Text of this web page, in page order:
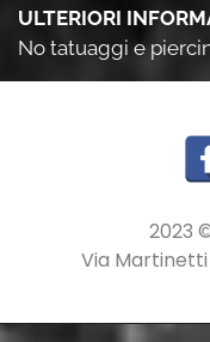
ULTERIORI
No tatuaggi e